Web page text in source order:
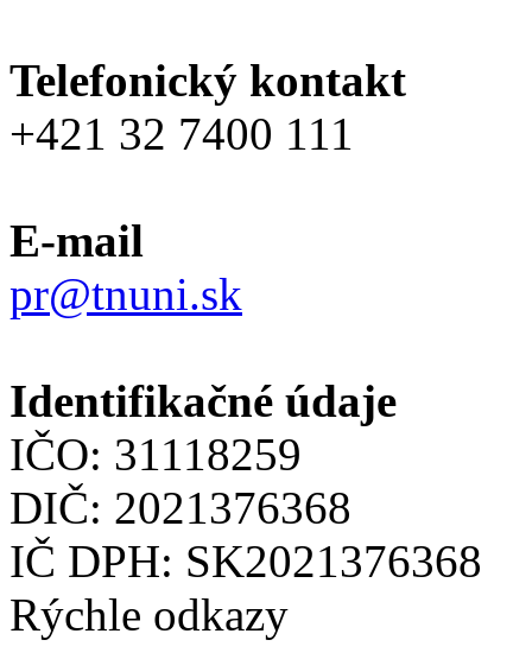
Telefonický kontakt
+421 32 7400 111
E-mail
pr@tnuni.sk
Identifikačné údaje
IČO: 31118259
DIČ: 2021376368
IČ DPH: SK2021376368
Rýchle odkazy